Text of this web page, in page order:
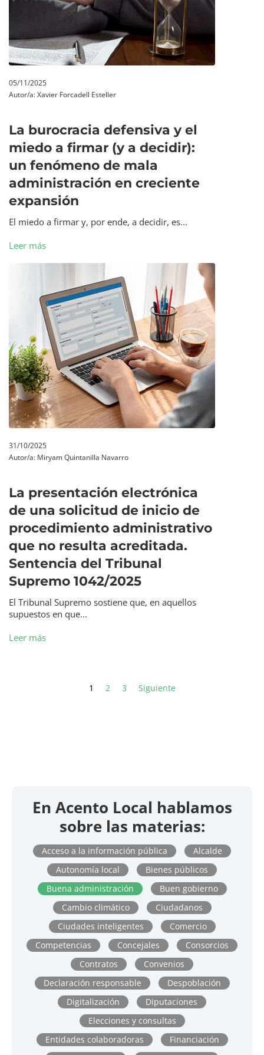
05/11/2025
Autor/a:Xavier Forcadell Esteller
La burocracia defensiva y el
miedo a firmar (y a decidir):
un fenómeno de mala
administración en creciente
expansión
El miedo a firmar y, por ende, a decidir, es...
Leer más
31/10/2025
Autor/a: Miryam Quintanilla Navarro
La presentación electrónica
de una solicitud de inicio de
procedimiento administrativo
que no resulta acreditada.
Sentencia del Tribunal
Supremo 1042/2025
El Tribunal Supremo sostiene que, en aquellos
supuestos en que...
Leer más
1 2 3 Siguiente
En Acento Local hablamos
sobre las materias:
Acceso a la información pública
Alcalde
Autonomía local
Bienes públicos
Buena administración
Buen gobierno
Cambio climático
Ciudadanos
Ciudades inteligentes
Comercio
Competencias
Concejales
Consorcios
Contratos
Convenios
Declaración responsable
Despoblación
Digitalización
Diputaciones
Elecciones y consultas
Entidades colaboradoras
Financiación